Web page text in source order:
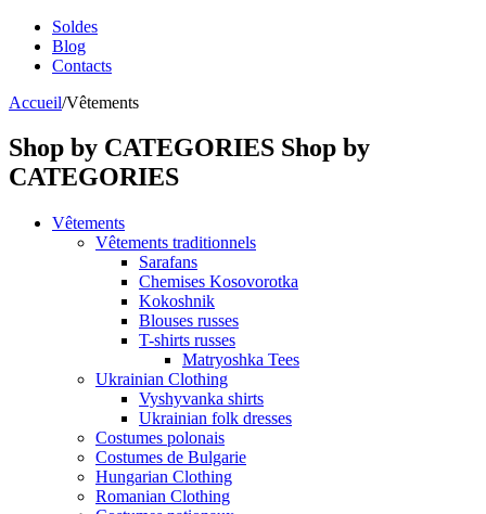
Soldes
Blog
Contacts
Accueil/Vêtements
Shop by CATEGORIES Shop by
CATEGORIES
Vêtements
Vêtements traditionnels
Sarafans
Chemises Kosovorotka
Kokoshnik
Blouses russes
T-shirts russes
Matryoshka Tees
Ukrainian Clothing
Vyshyvanka shirts
Ukrainian folk dresses
Costumes polonais
Costumes de Bulgarie
Hungarian Clothing
Romanian Clothing